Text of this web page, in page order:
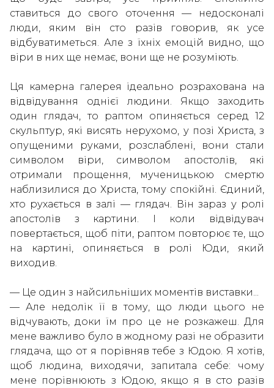
ставиться до свого оточення — недосконалі
люди, яким він сто разів говорив, як усе
відбуватиметься. Але з їхніх емоцій видно, що
віри в них ще немає, вони ще не розуміють.
Ця камерна галерея ідеально розрахована на
відвідування однієї людини. Якщо заходить
один глядач, то раптом опиняється серед 12
скульптур, які висять нерухомо, у позі Христа, з
опущеними руками, розслаблені, вони стали
символом віри, символом апостолів, які
отримали прощення, мученицькою смертю
наблизилися до Христа, тому спокійні. Єдиний,
хто рухається в залі — глядач. Він зараз у ролі
апостолів з картини. І коли відвідувач
повертається, щоб піти, раптом повторює те, що
на картині, опиняється в ролі Юди, який
виходив.
— Це один з найсильніших моментів виставки...
— Але недолік її в тому, що люди цього не
відчувають, доки їм про це не розкажеш. Для
мене важливо було в жодному разі не образити
глядача, що от я порівняв тебе з Юдою. Я хотів,
щоб людина, виходячи, запитала себе: чому
мене порівнюють з Юдою, якщо я в сто разів